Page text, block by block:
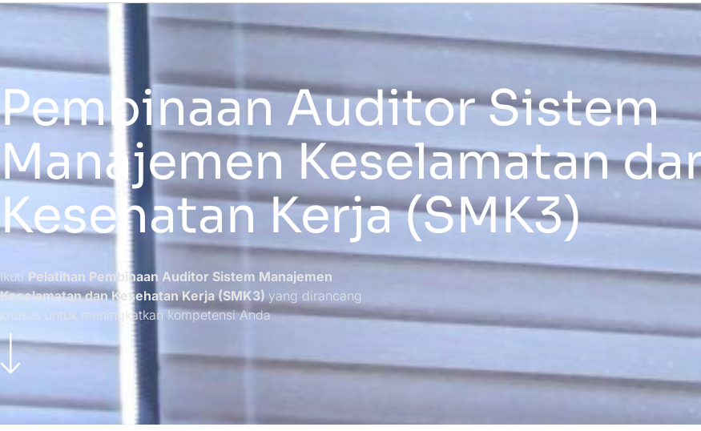
Pembinaan Auditor Sistem
Manajemen Keselamatan
Kesehatan Kerja (SMK3)
Ikuti Pelatihan Pembinaan Auditor Sistem Manajemen
Keselamatan dan Kesehatan Kerja (SMK3) yang dirancang
khusus untuk meningkatkan kompetensi Anda